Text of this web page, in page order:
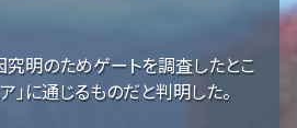
明のためゲートを調査したとこ
」に通じるものだと判明した。